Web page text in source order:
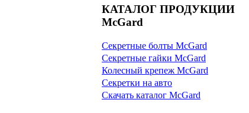
КАТАЛОГ ПРОДУКЦИИ
McGard
Секретные болты McGard
Секретные гайки McGard
Колесный крепеж McGard
Секретки на авто
Скачать каталог McGard